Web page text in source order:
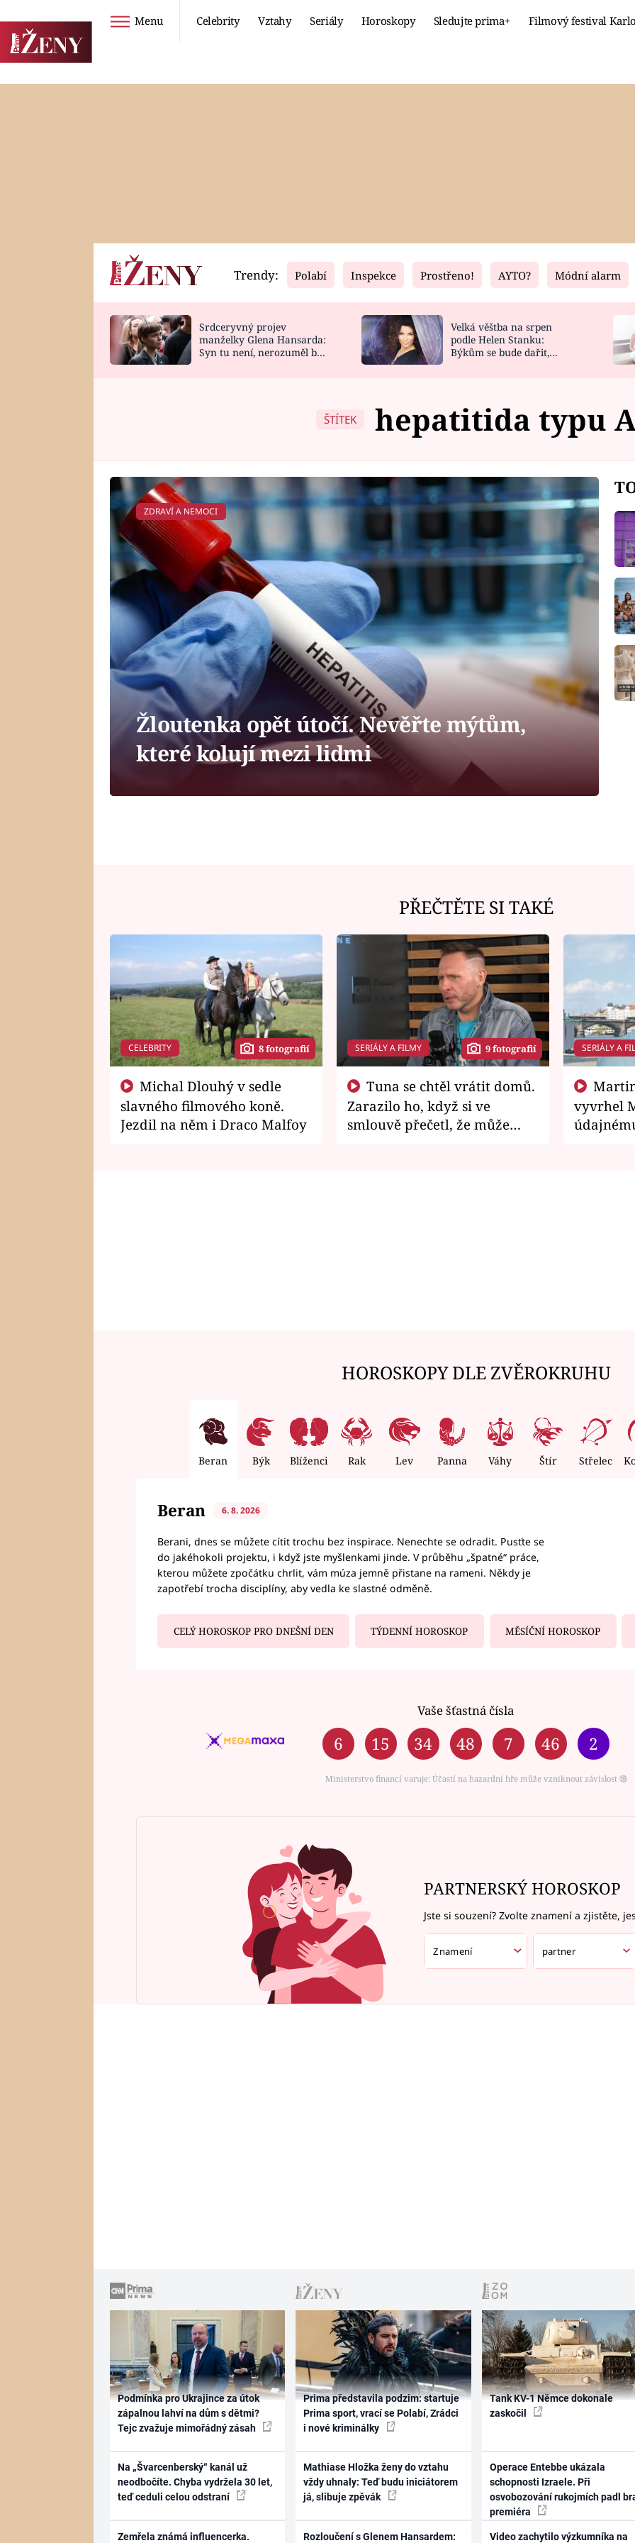
Menu Celebrity Vztahy Seriály Horoskopy Sledujte prima+ Filmový festival
Horoskopy
HOROSKOP NA
Video
CELEBRITY
VAŘENÍ
Fresh
NOVINKY
VIDEORECEPTY
Living
DESIGN
Trendy: Polabí Inspekce Prostřeno! AYTO? Módní alarm
Srdceryvný projev
manželky Glena Hansarda:
Syn tu není, nerozuměl by
Velká věštba na srpen
podle Helen Stanku:
Býkům se bude dařit,
ŠTÍTEK hepatitida typu
ZDRAVÍ A NEMOCI
Žloutenka opět útočí. Nevěřte mýtům,
které kolují mezi lidmi
PŘEČTĚTE SI TAKÉ
CELEBRITY 8 fotografií
slavného filmového koně.
Jezdil na něm i Draco Malfoy
SERIÁLY A FILMY 9 fotografií
Zarazilo ho, když si ve
smlouvě přečetl, že může
SERIÁLY A
vyvrhel
HOROSKOPY DLE ZVĚROKRUHU
Beran Býk Blíženci Rak Lev Panna Váhy Štír Střelec
Beran 6. 8. 2026
Berani, dnes se můžete cítit trochu bez inspirace. Nenechte se odradit. Pusťte se
do jakéhokoli projektu, i když jste myšlenkami jinde. V průběhu „špatné“ práce,
kterou můžete zpočátku chrlit, vám múza jemně přistane na rameni. Někdy je
zapotřebí trocha disciplíny, aby vedla ke slastné odměně.
CELÝ HOROSKOP PRO DNEŠNÍ DEN TÝDENNÍ HOROSKOP MĚSÍČNÍ HOROSKOP
Vaše šťastná čísla
6 15 34 48 7 46 2
Ministerstvo financí varuje: Účastí na hazardní hře může vzniknout závislost ⑱
PARTNERSKÝ HOROSKOP
Jste si souzení? Zvolte znamení a zjistěte,
Podmínka pro Ukrajince za útok
zápalnou lahví na dům s dětmi?
Tejc zvažuje mimořádný zásah
Na „Švarcenberský“ kanál už
neodbočíte. Chyba vydržela 30 let,
teď ceduli celou odstraní
Zemřela známá influencerka.
Prima představila podzim: startuje
Prima sport, vrací se Polabí, Zrádci
i nové kriminálky
Mathiase Hložka ženy do vztahu
vždy uhnaly: Teď budu iniciátorem
já, slibuje zpěvák
Rozloučení s Glenem Hansardem:
Tank KV-1 Němce dokonale
zaskočil
Operace Entebbe ukázala
schopnosti Izraele. Při
osvobozování rukojmích padl
premiéra
Video zachytilo výzkumníka na